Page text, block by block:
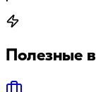
Полезные